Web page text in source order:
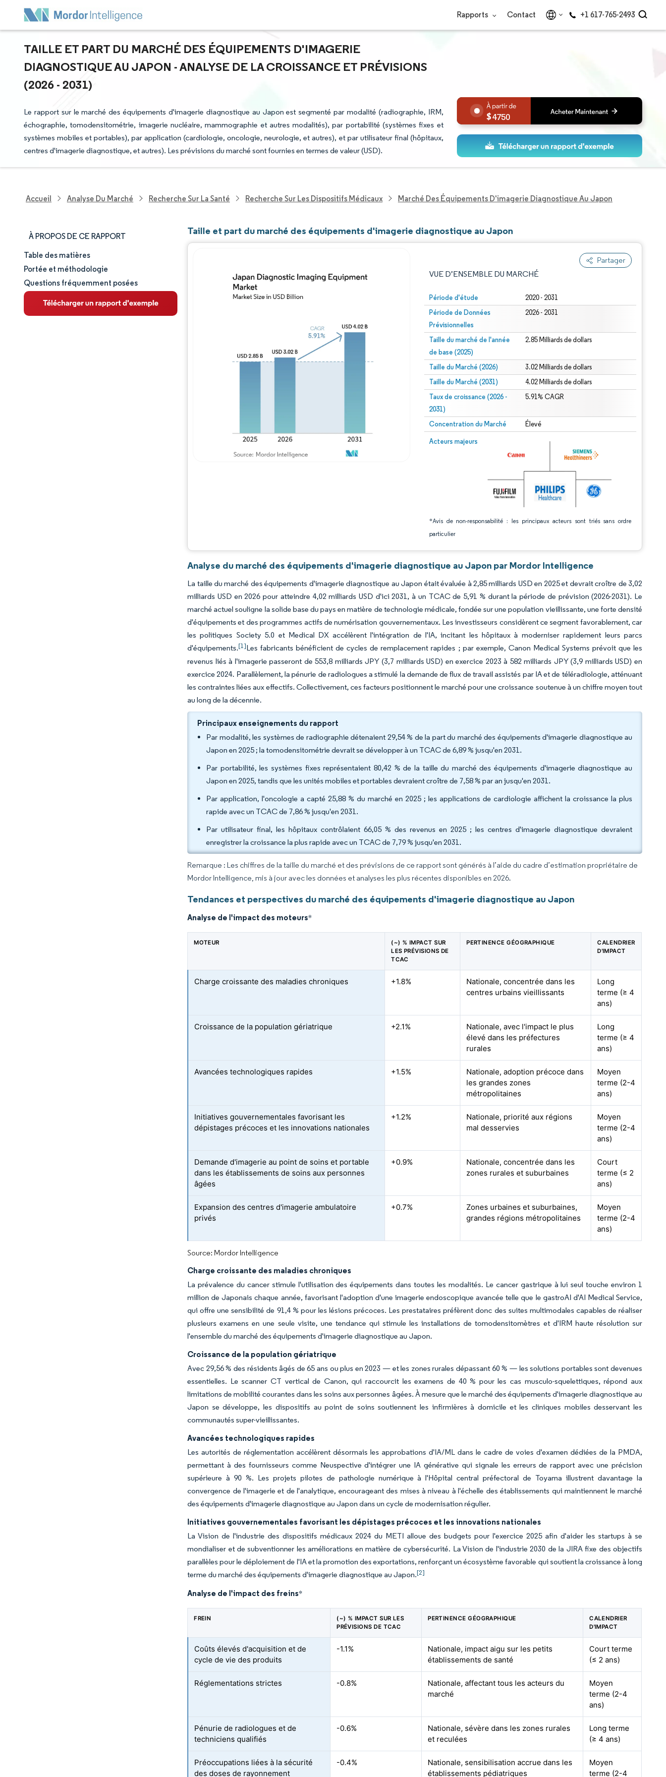
Rapports Contact +1 617-765-2493
TAILLE ET PART DU MARCHÉ DES ÉQUIPEMENTS D'IMAGERIE
DIAGNOSTIQUE AU JAPON - ANALYSE DE LA CROISSANCE ET PRÉVISIONS
(2026 - 2031)
Le rapport sur le marché des équipements d'imagerie diagnostique au Japon est segmenté par modalité (radiographie, IRM,
échographie, tomodensitométrie, imagerie nucléaire, mammographie et autres modalités), par portabilité (systèmes fixes et
systèmes mobiles et portables), par application (cardiologie, oncologie, neurologie, et autres), et par utilisateur final (hôpitaux,
centres d'imagerie diagnostique, et autres). Les prévisions du marché sont fournies en termes de valeur (USD).
4750
Accueil Analyse Du Marché Recherche Sur La Santé Recherche Sur Les Dispositifs Médicaux Marché Des Équipements D'imagerie Diagnostique Au Japon
À PROPOS DE CE RAPPORT
Taille et part de marché
Analyse du marché
Tendances et perspectives
Table des matières
Portée et méthodologie
Questions fréquemment posées
Taille et part du marché des équipements d'imagerie diagnostique au Japon
Partager
VUE D’ENSEMBLE DU MARCHÉ
Période d'étude 2020 - 2031
Période de Données
Prévisionnelles
2026 - 2031
Taille du marché de l'année
de base (2025)
2.85 Milliards de dollars
Taille du Marché (2026) 3.02 Milliards de dollars
Taille du Marché (2031) 4.02 Milliards de dollars
Taux de croissance (2026 -
2031)
5.91% CAGR
Concentration du Marché Élevé
Acteurs majeurs
*Avis de non-responsabilité : les principaux acteurs sont triés sans ordre
particulier
Image © Mordor Intelligence. La réutilisation nécessite une attribution sous CC BY 4.0.
Image © Mordor Intelligence. La réutilisation nécessite une attribution sous CC BY 4.0.
Analyse du marché des équipements d'imagerie diagnostique au Japon par Mordor Intelligence
La taille du marché des équipements d'imagerie diagnostique au Japon était évaluée à 2,85 milliards USD en 2025 et devrait croître de 3,02
milliards USD en 2026 pour atteindre 4,02 milliards USD d'ici 2031, à un TCAC de 5,91 % durant la période de prévision (2026-2031). Le
marché actuel souligne la solide base du pays en matière de technologie médicale, fondée sur une population vieillissante, une forte densité
d'équipements et des programmes actifs de numérisation gouvernementaux. Les investisseurs considèrent ce segment favorablement, car
les politiques Society 5.0 et Medical DX accélèrent l'intégration de l'IA, incitant les hôpitaux à moderniser rapidement leurs parcs
d'équipements.[1]Les fabricants bénéficient de cycles de remplacement rapides ; par exemple, Canon Medical Systems prévoit que les
revenus liés à l'imagerie passeront de 553,8 milliards JPY (3,7 milliards USD) en exercice 2023 à 582 milliards JPY (3,9 milliards USD) en
exercice 2024. Parallèlement, la pénurie de radiologues a stimulé la demande de flux de travail assistés par IA et de téléradiologie, atténuant
les contraintes liées aux effectifs. Collectivement, ces facteurs positionnent le marché pour une croissance soutenue à un chiffre moyen tout
au long de la décennie.
Principaux enseignements du rapport
Par modalité, les systèmes de radiographie détenaient 29,54 % de la part du marché des équipements d'imagerie diagnostique au
Japon en 2025 ; la tomodensitométrie devrait se développer à un TCAC de 6,89 % jusqu'en 2031.
Par portabilité, les systèmes fixes représentaient 80,42 % de la taille du marché des équipements d'imagerie diagnostique au
Japon en 2025, tandis que les unités mobiles et portables devraient croître de 7,58 % par an jusqu'en 2031.
Par application, l'oncologie a capté 25,88 % du marché en 2025 ; les applications de cardiologie affichent la croissance la plus
rapide avec un TCAC de 7,86 % jusqu'en 2031.
Par utilisateur final, les hôpitaux contrôlaient 66,05 % des revenus en 2025 ; les centres d'imagerie diagnostique devraient
enregistrer la croissance la plus rapide avec un TCAC de 7,79 % jusqu'en 2031.
Remarque : Les chiffres de la taille du marché et des prévisions de ce rapport sont générés à l’aide du cadre d’estimation propriétaire de
Mordor Intelligence, mis à jour avec les données et analyses les plus récentes disponibles en 2026.
Tendances et perspectives du marché des équipements d'imagerie diagnostique au Japon
Analyse de l'impact des moteurs*
MOTEUR
(~) % IMPACT SUR
LES PRÉVISIONS DE
TCAC
PERTINENCE GÉOGRAPHIQUE
CALENDRIER
D'IMPACT
Charge croissante des maladies chroniques +1.8%
Nationale, concentrée dans les
centres urbains vieillissants
Long
terme (≥ 4
ans)
Croissance de la population gériatrique +2.1%
Nationale, avec l'impact le plus
élevé dans les préfectures
rurales
Long
terme (≥ 4
ans)
Avancées technologiques rapides +1.5%
Nationale, adoption précoce dans
les grandes zones
métropolitaines
Moyen
terme (2-4
ans)
Initiatives gouvernementales favorisant les
dépistages précoces et les innovations nationales
+1.2%
Nationale, priorité aux régions
mal desservies
Moyen
terme (2-4
ans)
Demande d'imagerie au point de soins et portable
dans les établissements de soins aux personnes
âgées
+0.9%
Nationale, concentrée dans les
zones rurales et suburbaines
Court
terme (≤ 2
ans)
Expansion des centres d'imagerie ambulatoire
privés
+0.7%
Zones urbaines et suburbaines,
grandes régions métropolitaines
Moyen
terme (2-4
ans)
Source: Mordor Intelligence
Charge croissante des maladies chroniques
La prévalence du cancer stimule l'utilisation des équipements dans toutes les modalités. Le cancer gastrique à lui seul touche environ 1
million de Japonais chaque année, favorisant l'adoption d'une imagerie endoscopique avancée telle que le gastroAI d'AI Medical Service,
qui offre une sensibilité de 91,4 % pour les lésions précoces. Les prestataires préfèrent donc des suites multimodales capables de réaliser
plusieurs examens en une seule visite, une tendance qui stimule les installations de tomodensitomètres et d'IRM haute résolution sur
l'ensemble du marché des équipements d'imagerie diagnostique au Japon.
Croissance de la population gériatrique
Avec 29,56 % des résidents âgés de 65 ans ou plus en 2023 — et les zones rurales dépassant 60 % — les solutions portables sont devenues
essentielles. Le scanner CT vertical de Canon, qui raccourcit les examens de 40 % pour les cas musculo-squelettiques, répond aux
limitations de mobilité courantes dans les soins aux personnes âgées. À mesure que le marché des équipements d'imagerie diagnostique au
Japon se développe, les dispositifs au point de soins soutiennent les infirmières à domicile et les cliniques mobiles desservant les
communautés super-vieillissantes.
Avancées technologiques rapides
Les autorités de réglementation accélèrent désormais les approbations d'IA/ML dans le cadre de voies d'examen dédiées de la PMDA,
permettant à des fournisseurs comme Neuspective d'intégrer une IA générative qui signale les erreurs de rapport avec une précision
supérieure à 90 %. Les projets pilotes de pathologie numérique à l'Hôpital central préfectoral de Toyama illustrent davantage la
convergence de l'imagerie et de l'analytique, encourageant des mises à niveau à l'échelle des établissements qui maintiennent le marché
des équipements d'imagerie diagnostique au Japon dans un cycle de modernisation régulier.
Initiatives gouvernementales favorisant les dépistages précoces et les innovations nationales
La Vision de l'industrie des dispositifs médicaux 2024 du METI alloue des budgets pour l'exercice 2025 afin d'aider les startups à se
mondialiser et de subventionner les améliorations en matière de cybersécurité. La Vision de l'industrie 2030 de la JIRA fixe des objectifs
parallèles pour le déploiement de l'IA et la promotion des exportations, renforçant un écosystème favorable qui soutient la croissance à long
terme du marché des équipements d'imagerie diagnostique au Japon.[2]
Analyse de l'impact des freins*
FREIN
(~) % IMPACT SUR LES
PRÉVISIONS DE TCAC
PERTINENCE GÉOGRAPHIQUE
CALENDRIER
D'IMPACT
Coûts élevés d'acquisition et de
cycle de vie des produits
-1.1%
Nationale, impact aigu sur les petits
établissements de santé
Court terme
(≤ 2 ans)
Réglementations strictes -0.8%
Nationale, affectant tous les acteurs du
marché
Moyen
terme (2-4
ans)
Pénurie de radiologues et de
techniciens qualifiés
-0.6%
Nationale, sévère dans les zones rurales
et reculées
Long terme
(≥ 4 ans)
Préoccupations liées à la sécurité
des doses de rayonnement
-0.4%
Nationale, sensibilisation accrue dans les
établissements pédiatriques
Moyen
terme (2-4